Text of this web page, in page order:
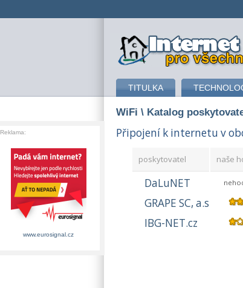
připojení k
TITULKA
WiFi \ Katalog
Připojení k internetu v
poskytovatel naše
DaLuNET
GRAPE SC, a.s
IBG-NET.cz
Reklama:
www.eurosignal.cz